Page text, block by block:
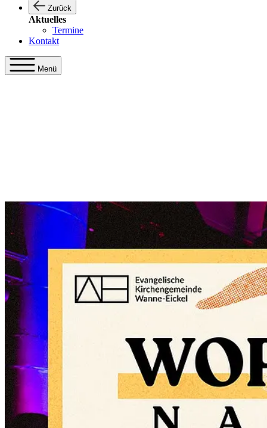
Zurück
Aktuelles
Termine
Kontakt
Menü